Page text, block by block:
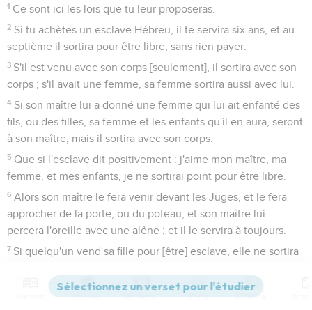
1 Ce sont ici les lois que tu leur proposeras.
2 Si tu achètes un esclave Hébreu, il te servira six ans, et au
septième il sortira pour être libre, sans rien payer.
3 S'il est venu avec son corps [seulement], il sortira avec son
corps ; s'il avait une femme, sa femme sortira aussi avec lui.
4 Si son maître lui a donné une femme qui lui ait enfanté des
fils, ou des filles, sa femme et les enfants qu'il en aura, seront
à son maître, mais il sortira avec son corps.
5 Que si l'esclave dit positivement : j'aime mon maître, ma
femme, et mes enfants, je ne sortirai point pour être libre.
6 Alors son maître le fera venir devant les Juges, et le fera
approcher de la porte, ou du poteau, et son maître lui
percera l'oreille avec une alêne ; et il le servira à toujours.
7 Si quelqu'un vend sa fille pour [être] esclave, elle ne sortira
Si elle déplaît à son maître, qui ne l'aura point fiancée, il la
Versions Commentaires Strong